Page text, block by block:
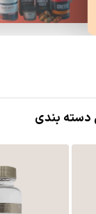
دسته بندی